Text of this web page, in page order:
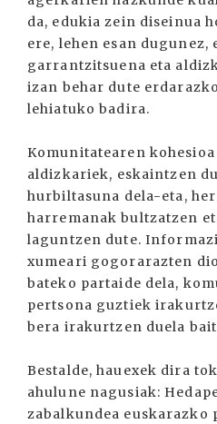
da, edukia zein diseinua
ere, lehen esan dugunez,
garrantzitsuena eta
izan behar dute
lehiatuko badira.
Komunitatearen
aldizkariek, eskaintzen
hurbiltasuna dela-eta,
harremanak bultzatzen
laguntzen dute.
xumeari gogorarazten
bateko partaide dela,
pertsona guztiek
bera irakurtzen duela
Bestalde, hauexek dira
ahulune nagusiak:
zabalkundea euskarazko